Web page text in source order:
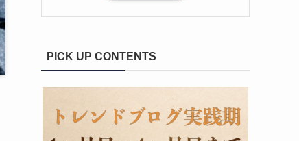
PICK UP CONTENTS